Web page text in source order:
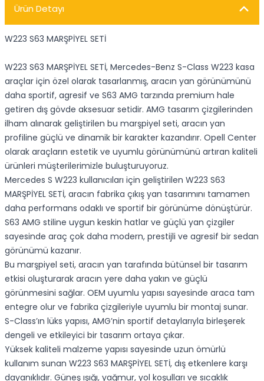
Ürün Detayı
W223 S63 MARŞPİYEL SETİ
W223 S63 MARŞPİYEL SETİ, Mercedes-Benz S-Class W223 kasa
araçlar için özel olarak tasarlanmış, aracın yan görünümünü
daha sportif, agresif ve S63 AMG tarzında premium hale
getiren dış gövde aksesuar setidir. AMG tasarım çizgilerinden
ilham alınarak geliştirilen bu marşpiyel seti, aracın yan
profiline güçlü ve dinamik bir karakter kazandırır. Opell Center
olarak araçların estetik ve uyumlu görünümünü artıran kaliteli
ürünleri müşterilerimizle buluşturuyoruz.
Mercedes S W223 kullanıcıları için geliştirilen W223 S63
MARŞPİYEL SETİ, aracın fabrika çıkış yan tasarımını tamamen
daha performans odaklı ve sportif bir görünüme dönüştürür.
S63 AMG stiline uygun keskin hatlar ve güçlü yan çizgiler
sayesinde araç çok daha modern, prestijli ve agresif bir sedan
görünümü kazanır.
Bu marşpiyel seti, aracın yan tarafında bütünsel bir tasarım
etkisi oluşturarak aracın yere daha yakın ve güçlü
görünmesini sağlar. OEM uyumlu yapısı sayesinde araca tam
entegre olur ve fabrika çizgileriyle uyumlu bir montaj sunar.
S-Class’ın lüks yapısı, AMG’nin sportif detaylarıyla birleşerek
dengeli ve etkileyici bir tasarım ortaya çıkar.
Yüksek kaliteli malzeme yapısı sayesinde uzun ömürlü
kullanım sunan W223 S63 MARŞPİYEL SETİ, dış etkenlere karşı
dayanıklıdır. Güneş ışığı, yağmur, yol koşulları ve sıcaklık